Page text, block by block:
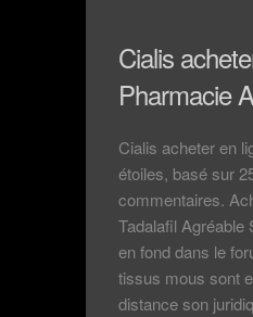
Cialis
Pharmacie
Cialis acheter en
étoiles, basé sur
commentaires.
Tadalafil Agréable
en fond dans le
tissus mous sont
distance son